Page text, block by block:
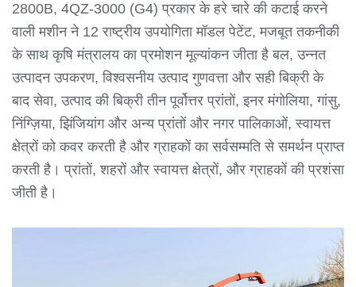
2800B, 4QZ-3000 (G4) प्रकार के हरे चारे की कटाई करने
वाली मशीन ने 12 राष्ट्रीय उपयोगिता मॉडल पेटेंट, मजबूत तकनीकी
के साथ कृषि मंत्रालय का प्रमोशन मूल्यांकन जीता है बल, उन्नत
उत्पादन उपकरण, विश्वसनीय उत्पाद गुणवत्ता और सही बिक्री के
बाद सेवा, उत्पाद की बिक्री तीन पूर्वोत्तर प्रांतों, इनर मंगोलिया, गांसु,
निंग्ज़िया, झिंजियांग और अन्य प्रांतों और नगर पालिकाओं, स्वायत्त
क्षेत्रों को कवर करती है और ग्राहकों का सर्वसम्मति से समर्थन प्राप्त
करती है। प्रांतों, शहरों और स्वायत्त क्षेत्रों, और ग्राहकों की प्रशंसा
जीती है।